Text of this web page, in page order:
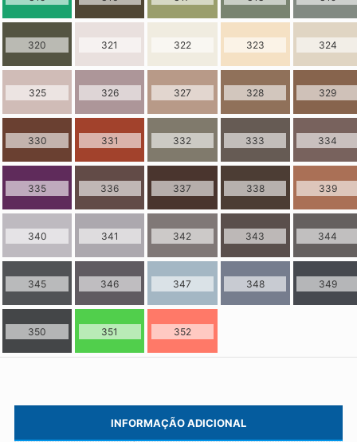
320 321 322 323 324
325 326 327 328 329
330 331 332 333 334
335 336 337 338 339
340 341 342 343 344
345 346 347 348 349
350 351 352
INFORMAÇÃO ADICIONAL